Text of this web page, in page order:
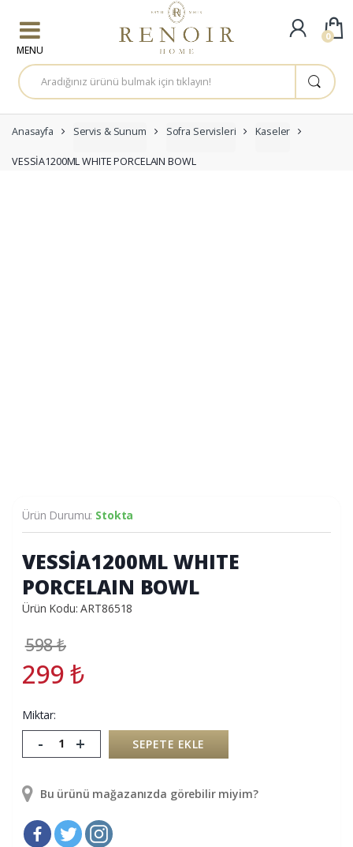
A
r
a
a
:
Anasayfa Servis & Sunum Sofra Servisleri Kaseler
VESSİA1200ML WHITE PORCELAIN BOWL
Ürün Durumu: Stokta
VESSİA1200ML WHITE
PORCELAIN BOWL
Ürün Kodu: ART86518
598₺
299₺
Miktar:
- + SEPETE EKLE
Bu ürünü mağazanızda görebilir miyim?
0